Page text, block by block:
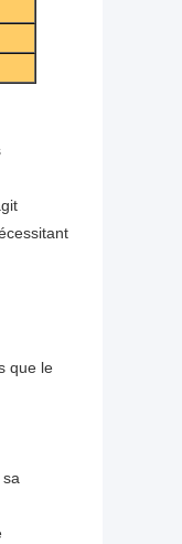
que le
sa